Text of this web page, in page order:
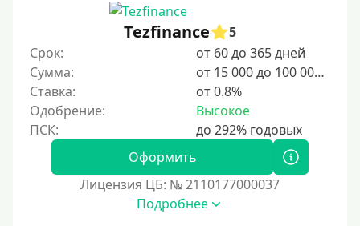
2 недели
15 дней
20 дней
21 день
На месяц
30 дней без процентов
Tezfinance
5
Срок:
от 60 до 365 дней
Сумма:
от 15 000 до 100 000 ₽
Ставка:
от 0.8%
Одобрение:
Высокое
Оформить
Лицензия ЦБ: № 2110177000037
Подробнее